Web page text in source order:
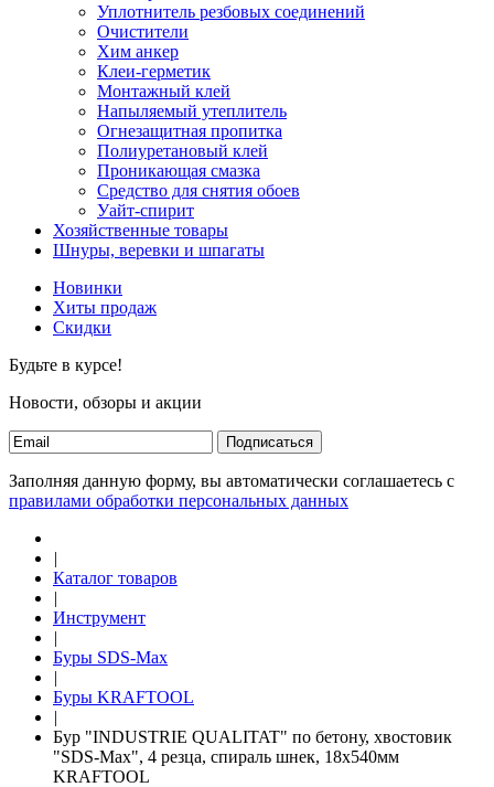
Уплотнитель резбовых соединений
Очистители
Хим анкер
Клеи-герметик
Монтажный клей
Напыляемый утеплитель
Огнезащитная пропитка
Полиуретановый клей
Проникающая смазка
Средство для снятия обоев
Уайт-спирит
Хозяйственные товары
Шнуры, веревки и шпагаты
Новинки
Хиты продаж
Скидки
Будьте в курсе!
Новости, обзоры и акции
Подписаться
Заполняя данную форму, вы автоматически соглашаетесь с
правилами обработки персональных данных
|
Каталог товаров
|
Инструмент
|
Буры SDS-Max
|
Буры KRAFTOOL
|
Бур "INDUSTRIE QUALITAT" по бетону, хвостовик
"SDS-Max", 4 резца, спираль шнек, 18х540мм
KRAFTOOL